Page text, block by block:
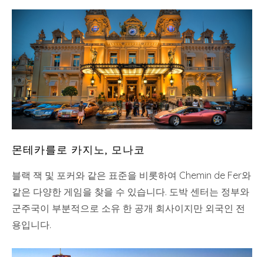
몬테카를로 카지노, 모나코
블랙 잭 및 포커와 같은 표준을 비롯하여 Chemin de Fer와
같은 다양한 게임을 찾을 수 있습니다. 도박 센터는 정부와
군주국이 부분적으로 소유 한 공개 회사이지만 외국인 전
용입니다.